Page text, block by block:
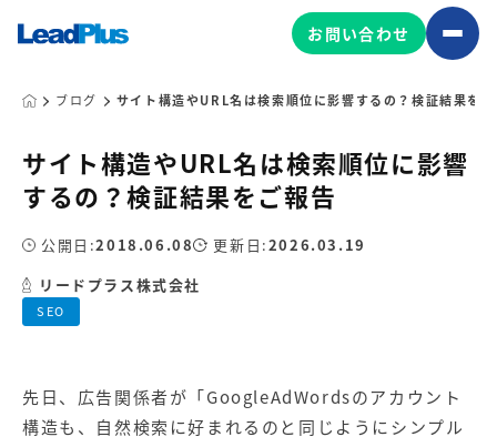
広告プロモーション
MA/CRM/SFA導入・運用
Web制作
マーケティングコンサルティング
Leadplus One
ボード
お問い合わせ
ブログ サイト構造やURL名は検索順位に影響するの？検証結果を
サイト構造やURL名は検索順位に影響
するの？検証結果をご報告
SEO
公開日:2018.06.08 更新日:2026.03.19
リードプラス株式会社
先日、広告関係者が「GoogleAdWordsのアカウント
構造も、自然検索に好まれるのと同じようにシンプル